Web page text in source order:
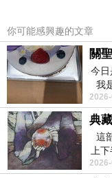
你可能感興趣的文章
關
今日
我
一個
典
這
上
景影